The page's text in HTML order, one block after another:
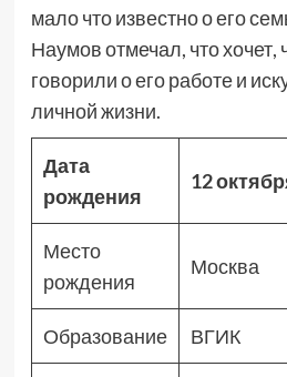
мало что известно о его
Наумов отмечал, что
говорили о его работе и
личной жизни.
Дата
рождения
12
Место
рождения
Москва
Образование ВГИК